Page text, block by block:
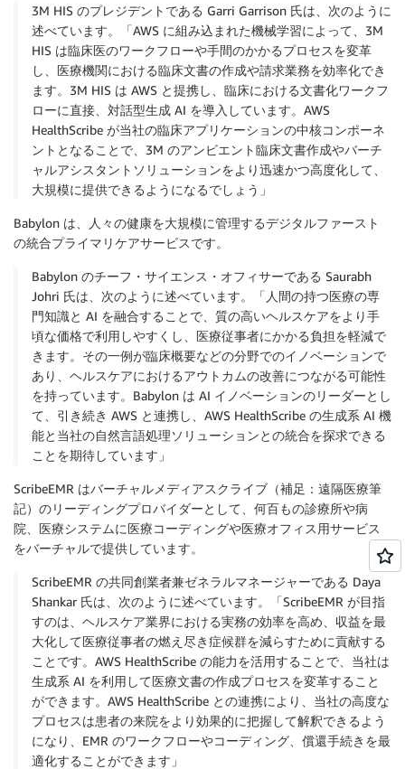
3M HIS のプレジデントである Garri Garrison 氏は、次のように
述べています。「AWS に組み込まれた機械学習によって、3M
HIS は臨床医のワークフローや手間のかかるプロセスを変革
し、医療機関における臨床文書の作成や請求業務を効率化でき
ます。3M HIS は AWS と提携し、臨床における文書化ワークフ
ローに直接、対話型生成 AI を導入しています。AWS
HealthScribe が当社の臨床アプリケーションの中核コンポーネ
ントとなることで、3M のアンビエント臨床文書作成やバーチ
ャルアシスタントソリューションをより迅速かつ高度化して、
大規模に提供できるようになるでしょう」
Babylon は、人々の健康を大規模に管理するデジタルファースト
の統合プライマリケアサービスです。
Babylon のチーフ・サイエンス・オフィサーである Saurabh
Johri 氏は、次のように述べています。「人間の持つ医療の専
門知識と AI を融合することで、質の高いヘルスケアをより手
頃な価格で利用しやすくし、医療従事者にかかる負担を軽減で
きます。その一例が臨床概要などの分野でのイノベーションで
あり、ヘルスケアにおけるアウトカムの改善につながる可能性
を持っています。Babylon は AI イノベーションのリーダーとし
て、引き続き AWS と連携し、AWS HealthScribe の生成系 AI 機
能と当社の自然言語処理ソリューションとの統合を探求できる
ことを期待しています」
ScribeEMR はバーチャルメディアスクライブ（補足：遠隔医療筆
記）のリーディングプロバイダーとして、何百もの診療所や病
院、医療システムに医療コーディングや医療オフィス用サービス
をバーチャルで提供しています。
ScribeEMR の共同創業者兼ゼネラルマネージャーである Daya
Shankar 氏は、次のように述べています。「ScribeEMR が目指
すのは、ヘルスケア業界における実務の効率を高め、収益を最
大化して医療従事者の燃え尽き症候群を減らすために貢献する
ことです。AWS HealthScribe の能力を活用することで、当社は
生成系 AI を利用して医療文書の作成プロセスを変革すること
ができます。AWS HealthScribe との連携により、当社の高度な
プロセスは患者の来院をより効果的に把握して解釈できるよう
になり、EMR のワークフローやコーディング、償還手続きを最
適化することができます」